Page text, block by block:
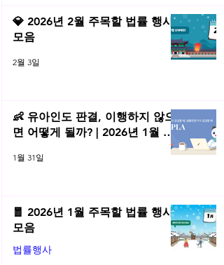
💎 2026년 2월 주목할 법률 행사
모음
2월 3일
👶 유아인도 판결, 이행하지 않으
면 어떻게 될까? | 2026년 1월 네
1월 31일
🧧 2026년 1월 주목할 법률 행사
모음
법률행사